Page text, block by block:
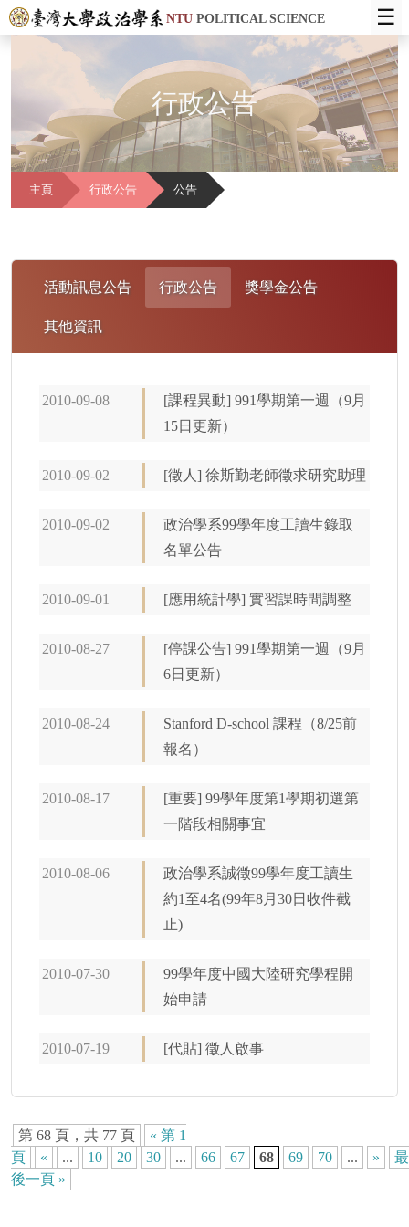
NTUPOLITICAL SCIENCE ☰
行政公告
主頁 行政公告 公告
活動訊息公告 行政公告 獎學金公告
其他資訊
2010-09-08
[課程異動] 991學期第一週（9月
15日更新）
2010-09-02 [徵人] 徐斯勤老師徵求研究助理
2010-09-02
政治學系99學年度工讀生錄取
名單公告
2010-09-01 [應用統計學] 實習課時間調整
2010-08-27
[停課公告] 991學期第一週（9月
6日更新）
2010-08-24
Stanford D-school 課程（8/25前
報名）
2010-08-17
[重要] 99學年度第1學期初選第
一階段相關事宜
2010-08-06
政治學系誠徵99學年度工讀生
約1至4名(99年8月30日收件截
止)
2010-07-30
99學年度中國大陸研究學程開
始申請
2010-07-19 [代貼] 徵人啟事
第 68 頁，共 77 頁
« 第 1
頁
« ... 10 20 30 ... 66 67 68 69 70 ... »
最
後一頁 »